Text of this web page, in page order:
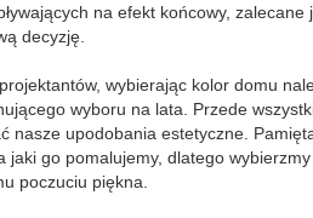
na efekt końcowy,
decyzję.
wybierając kolor domu
wyboru na lata. Przede
nasze upodobania estetyczne.
jaki go pomalujemy, dlatego
poczuciu piękna.